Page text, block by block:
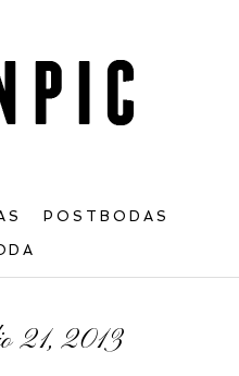
POSTBODAS
21, 2013